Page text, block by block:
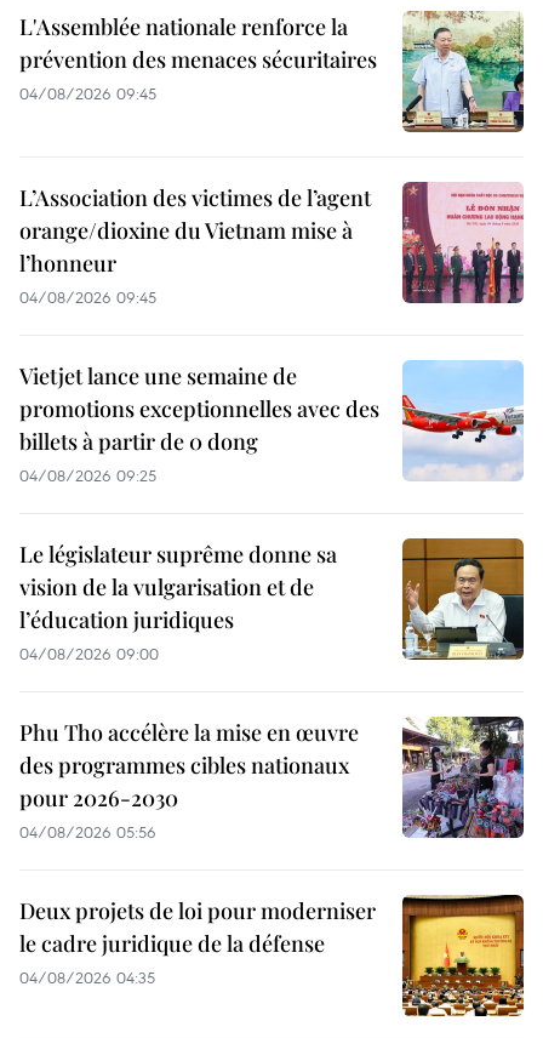
L'Assemblée nationale renforce la
prévention des menaces sécuritaires
04/08/2026 09:45
L’Association des victimes de l’agent
orange/dioxine du Vietnam mise à
l’honneur
04/08/2026 09:45
Vietjet lance une semaine de
promotions exceptionnelles avec des
billets à partir de 0 dong
04/08/2026 09:25
Le législateur suprême donne sa
vision de la vulgarisation et de
l’éducation juridiques
04/08/2026 09:00
Phu Tho accélère la mise en œuvre
des programmes cibles nationaux
pour 2026-2030
04/08/2026 05:56
Deux projets de loi pour moderniser
le cadre juridique de la défense
04/08/2026 04:35